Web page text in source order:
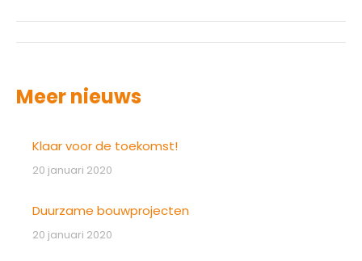
Post
Meer nieuws
Klaar voor de toekomst!
20 januari 2020
Duurzame bouwprojecten
20 januari 2020